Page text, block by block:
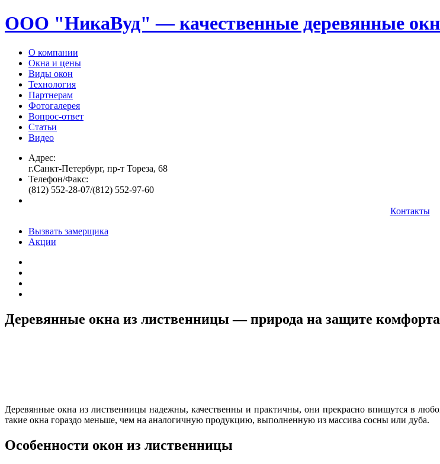
ООО "НикаВуд" — качественные деревянные
О компании
Окна и цены
Виды окон
Технология
Партнерам
Фотогалерея
Вопрос-ответ
Статьи
Видео
Адрес:
г.Санкт-Петербург, пр-т Тореза, 68
Телефон/Факс:
(812) 552-28-07/(812) 552-97-60
Контакты
Вызвать замерщика
Акции
Деревянные окна из лиственницы — природа на защите
Деревянные окна из лиственницы надежны, качественны и практичны, они прекрасно впишутся в
такие окна гораздо меньше, чем на аналогичную продукцию, выполненную из массива сосны или дуба.
Особенности окон из лиственницы